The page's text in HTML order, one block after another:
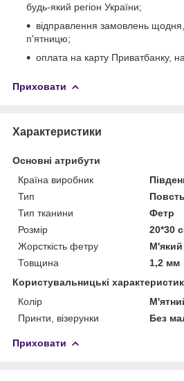
будь-який регіон України;
відправлення замовлень
п'ятницю;
оплата на карту Приватбанку,
Приховати
Характеристики
Основні атрибути
Країна виробник
Тип
Повсть
Тип тканини
Фетр
Розмір
20*30
Жорсткість фетру
М'який
Товщина
1,2 мм
Користувальницькі
Колір
Принти, візерунки
Без
Приховати